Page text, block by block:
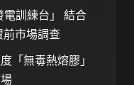
電訓練台」 結合
市場調查
「無毒熱熔膠」